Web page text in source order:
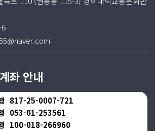
좌 안내
817-25-0007-721
053-01-253561
100-018-266960